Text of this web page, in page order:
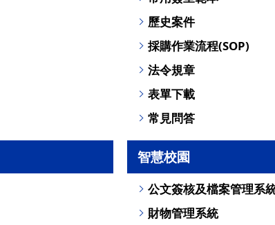
歷史案件
採購作業流程(SOP)
法令規章
表單下載
常見問答
智慧校園
公文簽核及檔案管理系
財物管理系統